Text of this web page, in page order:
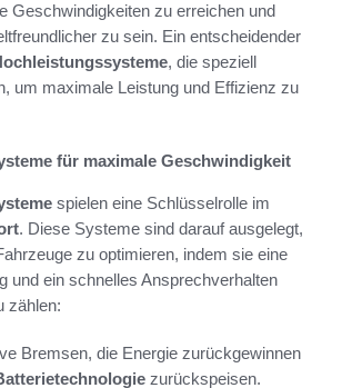
Geschwindigkeiten zu erreichen und
zu sein. Ein entscheidender
, die speziell
um maximale Leistung und Effizienz zu
für maximale Geschwindigkeit
spielen eine Schlüsselrolle im
. Diese Systeme sind darauf ausgelegt,
zu optimieren, indem sie eine
und ein schnelles Ansprechverhalten
zählen:
Bremsen, die Energie zurückgewinnen
zurückspeisen.